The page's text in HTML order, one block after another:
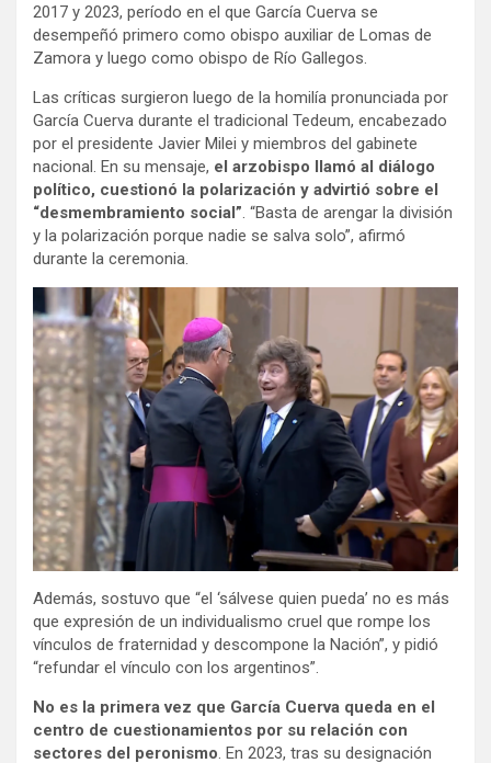
2017 y 2023, período en el que García Cuerva se
desempeñó primero como obispo auxiliar de Lomas de
Zamora y luego como obispo de Río Gallegos.
Las críticas surgieron luego de la homilía pronunciada por
García Cuerva durante el tradicional Tedeum, encabezado
por el presidente Javier Milei y miembros del gabinete
nacional. En su mensaje, el arzobispo llamó al diálogo
político, cuestionó la polarización y advirtió sobre el
“desmembramiento social”. “Basta de arengar la división
y la polarización porque nadie se salva solo”, afirmó
durante la ceremonia.
Además, sostuvo que “el ‘sálvese quien pueda’ no es más
que expresión de un individualismo cruel que rompe los
vínculos de fraternidad y descompone la Nación”, y pidió
“refundar el vínculo con los argentinos”.
No es la primera vez que García Cuerva queda en el
centro de cuestionamientos por su relación con
sectores del peronismo . En 2023, tras su designación